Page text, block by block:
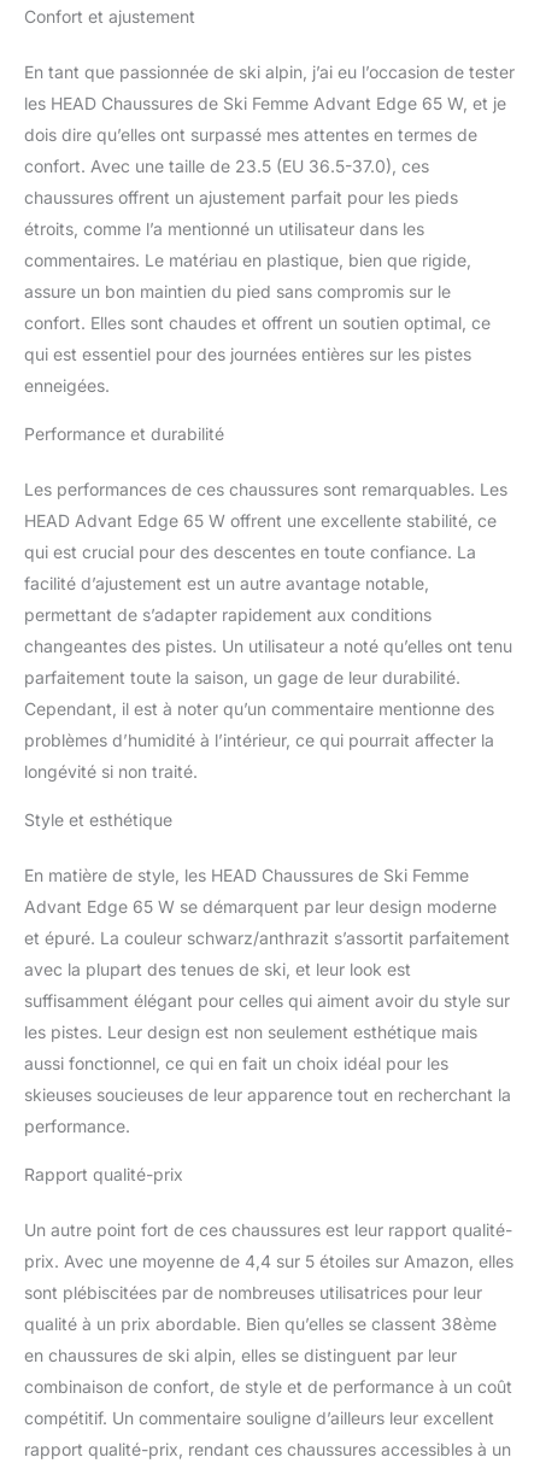
Confort et ajustement
En tant que passionnée de ski alpin, j’ai eu l’occasion de tester
les HEAD Chaussures de Ski Femme Advant Edge 65 W, et je
dois dire qu’elles ont surpassé mes attentes en termes de
confort. Avec une taille de 23.5 (EU 36.5-37.0), ces
chaussures offrent un ajustement parfait pour les pieds
étroits, comme l’a mentionné un utilisateur dans les
commentaires. Le matériau en plastique, bien que rigide,
assure un bon maintien du pied sans compromis sur le
confort. Elles sont chaudes et offrent un soutien optimal, ce
qui est essentiel pour des journées entières sur les pistes
enneigées.
Performance et durabilité
Les performances de ces chaussures sont remarquables. Les
HEAD Advant Edge 65 W offrent une excellente stabilité, ce
qui est crucial pour des descentes en toute confiance. La
facilité d’ajustement est un autre avantage notable,
permettant de s’adapter rapidement aux conditions
changeantes des pistes. Un utilisateur a noté qu’elles ont tenu
parfaitement toute la saison, un gage de leur durabilité.
Cependant, il est à noter qu’un commentaire mentionne des
problèmes d’humidité à l’intérieur, ce qui pourrait affecter la
longévité si non traité.
Style et esthétique
En matière de style, les HEAD Chaussures de Ski Femme
Advant Edge 65 W se démarquent par leur design moderne
et épuré. La couleur schwarz/anthrazit s’assortit parfaitement
avec la plupart des tenues de ski, et leur look est
suffisamment élégant pour celles qui aiment avoir du style sur
les pistes. Leur design est non seulement esthétique mais
aussi fonctionnel, ce qui en fait un choix idéal pour les
skieuses soucieuses de leur apparence tout en recherchant la
performance.
Rapport qualité-prix
Un autre point fort de ces chaussures est leur rapport qualité-
prix. Avec une moyenne de 4,4 sur 5 étoiles sur Amazon, elles
sont plébiscitées par de nombreuses utilisatrices pour leur
qualité à un prix abordable. Bien qu’elles se classent 38ème
en chaussures de ski alpin, elles se distinguent par leur
combinaison de confort, de style et de performance à un coût
compétitif. Un commentaire souligne d’ailleurs leur excellent
rapport qualité-prix, rendant ces chaussures accessibles à un